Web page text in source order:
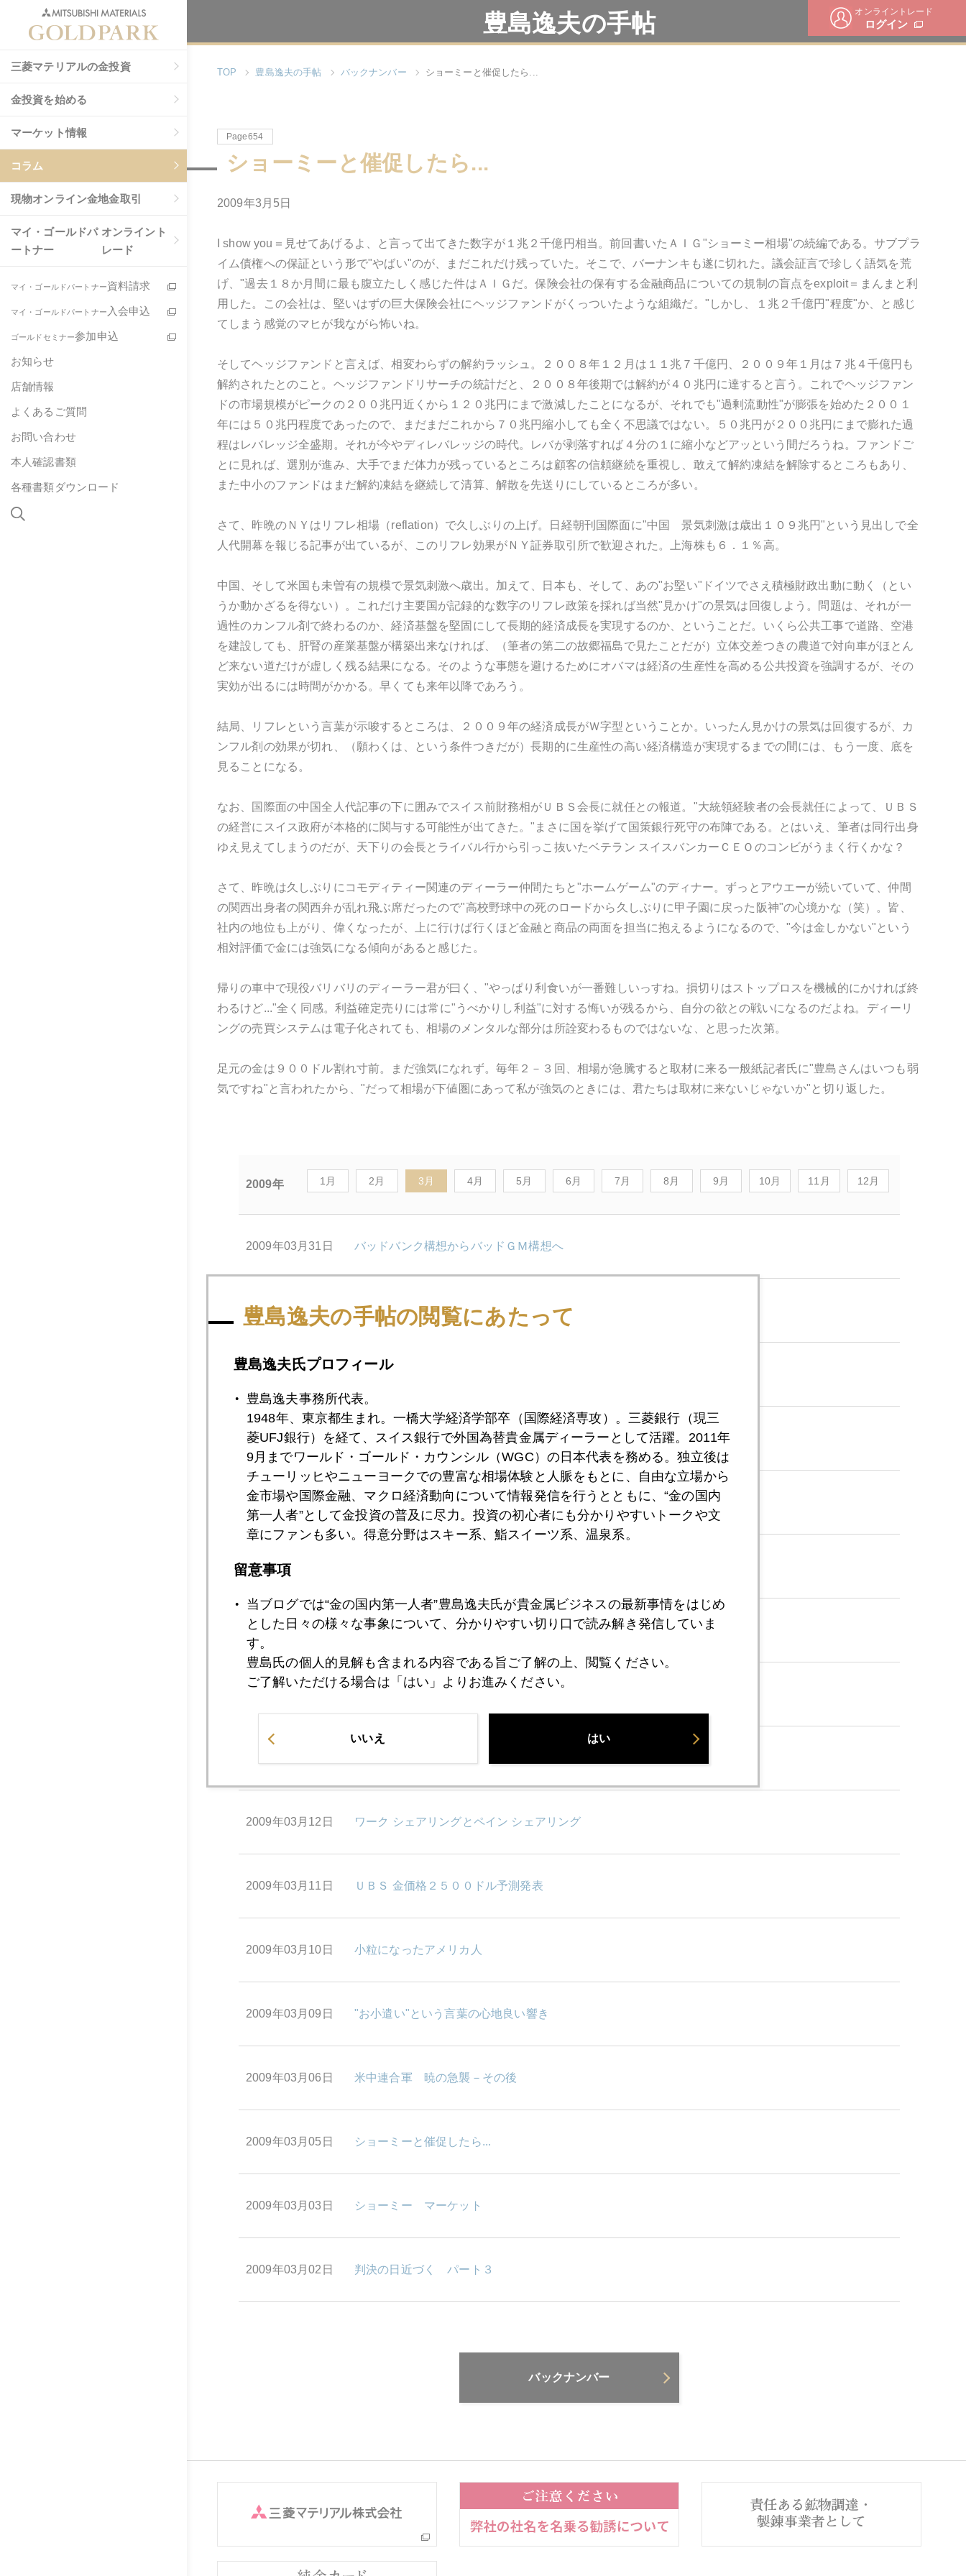
オンライントレード
ログイン
三菱マテリアルの金投資
金投資を始める
マーケット情報
コラム
現物オンライン金地金取引
マイ・ゴールドパ
ートナー
オンライント
レード
マイ・ゴールドパートナー資料請求
マイ・ゴールドパートナー 入会申込
ゴールドセミナー参加申込
お知らせ
店舗情報
よくあるご質問
お問い合わせ
本人確認書類
各種書類ダウンロード
豊島逸夫の手帖
TOP 豊島逸夫の手帖 バックナンバー ショーミーと催促したら...
Page654
ショーミーと催促したら...
2009年3月5日
I show you＝見せてあげるよ、と言って出てきた数字が１兆２千億円相当。前回書いたＡＩＧ"ショーミー相場"の続編である。サブプラ
イム債権への保証という形で"やばい"のが、まだこれだけ残っていた。そこで、バーナンキも遂に切れた。議会証言で珍しく語気を荒
げ、"過去１８か月間に最も腹立たしく感じた件はＡＩＧだ。保険会社の保有する金融商品についての規制の盲点をexploit＝まんまと利
用した。この会社は、堅いはずの巨大保険会社にヘッジファンドがくっついたような組織だ。"しかし、１兆２千億円"程度"か、と感じ
てしまう感覚のマヒが我ながら怖いね。
そしてヘッジファンドと言えば、相変わらずの解約ラッシュ。２００８年１２月は１１兆７千億円、２００９年１月は７兆４千億円も
解約されたとのこと。ヘッジファンドリサーチの統計だと、２００８年後期では解約が４０兆円に達すると言う。これでヘッジファン
ドの市場規模がピークの２００兆円近くから１２０兆円にまで激減したことになるが、それでも"過剰流動性"が膨張を始めた２００１
年には５０兆円程度であったので、まだまだこれから７０兆円縮小しても全く不思議ではない。５０兆円が２００兆円にまで膨れた過
程はレバレッジ全盛期。それが今やディレバレッジの時代。レバが剥落すれば４分の１に縮小などアッという間だろうね。ファンドご
とに見れば、選別が進み、大手でまだ体力が残っているところは顧客の信頼継続を重視し、敢えて解約凍結を解除するところもあり、
また中小のファンドはまだ解約凍結を継続して清算、解散を先送りにしているところが多い。
さて、昨晩のＮＹはリフレ相場（reflation）で久しぶりの上げ。日経朝刊国際面に"中国 景気刺激は歳出１０９兆円"という見出しで全
人代開幕を報じる記事が出ているが、このリフレ効果がＮＹ証券取引所で歓迎された。上海株も６．１％高。
中国、そして米国も未曽有の規模で景気刺激へ歳出。加えて、日本も、そして、あの"お堅い"ドイツでさえ積極財政出動に動く（とい
うか動かざるを得ない）。これだけ主要国が記録的な数字のリフレ政策を採れば当然"見かけ"の景気は回復しよう。問題は、それが一
過性のカンフル剤で終わるのか、経済基盤を堅固にして長期的経済成長を実現するのか、ということだ。いくら公共工事で道路、空港
を建設しても、肝腎の産業基盤が構築出来なければ、（筆者の第二の故郷福島で見たことだが）立体交差つきの農道で対向車がほとん
ど来ない道だけが虚しく残る結果になる。そのような事態を避けるためにオバマは経済の生産性を高める公共投資を強調するが、その
実効が出るには時間がかかる。早くても来年以降であろう。
結局、リフレという言葉が示唆するところは、２００９年の経済成長がＷ字型ということか。いったん見かけの景気は回復するが、カ
ンフル剤の効果が切れ、（願わくは、という条件つきだが）長期的に生産性の高い経済構造が実現するまでの間には、もう一度、底を
見ることになる。
なお、国際面の中国全人代記事の下に囲みでスイス前財務相がＵＢＳ会長に就任との報道。"大統領経験者の会長就任によって、ＵＢＳ
の経営にスイス政府が本格的に関与する可能性が出てきた。"まさに国を挙げて国策銀行死守の布陣である。とはいえ、筆者は同行出身
ゆえ見えてしまうのだが、天下りの会長とライバル行から引っこ抜いたベテラン スイスバンカーＣＥＯのコンビがうまく行くかな？
さて、昨晩は久しぶりにコモディティー関連のディーラー仲間たちと"ホームゲーム"のディナー。ずっとアウエーが続いていて、仲間
の関西出身者の関西弁が乱れ飛ぶ席だったので"高校野球中の死のロードから久しぶりに甲子園に戻った阪神"の心境かな（笑）。皆、
社内の地位も上がり、偉くなったが、上に行けば行くほど金融と商品の両面を担当に抱えるようになるので、"今は金しかない"という
相対評価で金には強気になる傾向があると感じた。
帰りの車中で現役バリバリのディーラー君が曰く、"やっぱり利食いが一番難しいっすね。損切りはストップロスを機械的にかければ終
わるけど..."全く同感。利益確定売りには常に"うべかりし利益"に対する悔いが残るから、自分の欲との戦いになるのだよね。ディーリ
ングの売買システムは電子化されても、相場のメンタルな部分は所詮変わるものではないな、と思った次第。
足元の金は９００ドル割れ寸前。まだ強気になれず。毎年２－３回、相場が急騰すると取材に来る一般紙記者氏に"豊島さんはいつも弱
気ですね"と言われたから、"だって相場が下値圏にあって私が強気のときには、君たちは取材に来ないじゃないか"と切り返した。
2009年 1月 2月 3月 4月 5月 6月 7月 8月 9月 10月 11月 12月
2009年03月31日 バッドバンク構想からバッドＧＭ構想へ
2009年03月27日 熱烈歓迎 ヘリコプターベン様
2009年03月26日 ジャパン輸出ダウン４９％の衝撃
2009年03月25日 中国の米ドル追放構想はＳＤＲ
2009年03月24日 お上からのおいしい話に乗るべきか？
2009年03月23日
2009年03月19日 バーナンキ ラリーで潮目に変化
2009年03月12日 ワーク シェアリングとペイン シェアリング
2009年03月11日 ＵＢＳ 金価格２５００ドル予測発表
2009年03月10日 小粒になったアメリカ人
2009年03月09日 "お小遣い"という言葉の心地良い響き
2009年03月06日 米中連合軍 暁の急襲－その後
2009年03月05日 ショーミーと催促したら...
2009年03月03日 ショーミー マーケット
2009年03月02日 判決の日近づく パート３
バックナンバー
豊島逸夫の手帖の閲覧にあたって
豊島逸夫氏プロフィール
豊島逸夫事務所代表。
1948年、東京都生まれ。一橋大学経済学部卒（国際経済専攻）。三菱銀行（現三
菱UFJ銀行）を経て、スイス銀行で外国為替貴金属ディーラーとして活躍。2011年
9月までワールド・ゴールド・カウンシル（WGC）の日本代表を務める。独立後は
チューリッヒやニューヨークでの豊富な相場体験と人脈をもとに、自由な立場から
金市場や国際金融、マクロ経済動向について情報発信を行うとともに、“金の国内
第一人者”として金投資の普及に尽力。投資の初心者にも分かりやすいトークや文
章にファンも多い。得意分野はスキー系、鮨スイーツ系、温泉系。
留意事項
当ブログでは“金の国内第一人者”豊島逸夫氏が貴金属ビジネスの最新事情をはじめ
とした日々の様々な事象について、分かりやすい切り口で読み解き発信していま
す。
豊島氏の個人的見解も含まれる内容である旨ご了解の上、閲覧ください。
ご了解いただける場合は「はい」よりお進みください。
いいえ はい